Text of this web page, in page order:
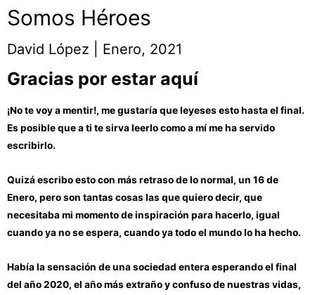
Somos Héroes
David López | Enero, 2021
Gracias por estar aquí
¡No te voy a mentir!, me gustaría que leyeses esto hasta el final.
Es posible que a ti te sirva leerlo como a mí me ha servido
escribirlo.
Quizá escribo esto con más retraso de lo normal, un 16 de
Enero, pero son tantas cosas las que quiero decir, que
necesitaba mi momento de inspiración para hacerlo, igual
cuando ya no se espera, cuando ya todo el mundo lo ha hecho.
Había la sensación de una sociedad entera esperando el final
del año 2020, el año más extraño y confuso de nuestras vidas,